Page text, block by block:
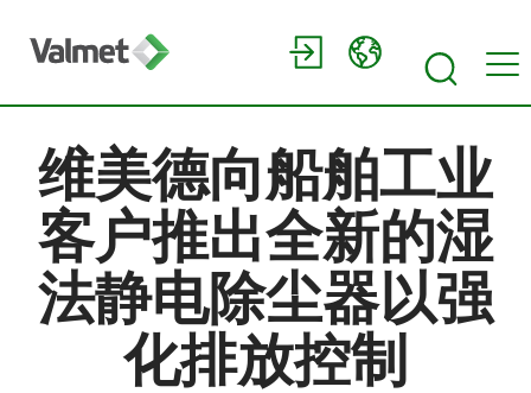
维美德向船舶工业
客户推出全新的湿
法静电除尘器以强
化排放控制